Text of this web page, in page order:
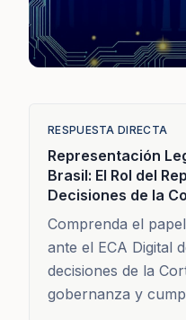
RESPUESTA DIRECTA
Representación
Brasil: El Rol del
Decisiones de la
Comprenda el
ante el ECA Digital
decisiones de la
gobernanza y